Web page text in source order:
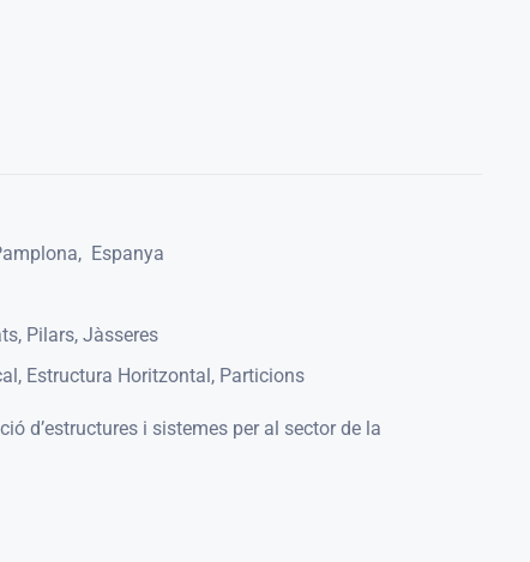
, Espanya
Pilars, Jàsseres
Estructura Horitzontal, Particions
d’estructures i sistemes per al sector de la